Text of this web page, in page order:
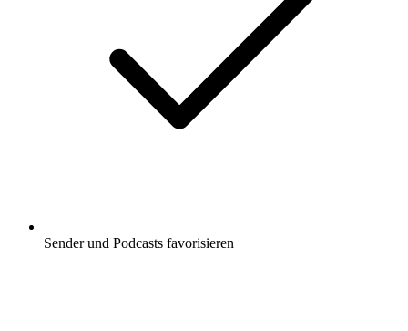
Sender und Podcasts favorisieren